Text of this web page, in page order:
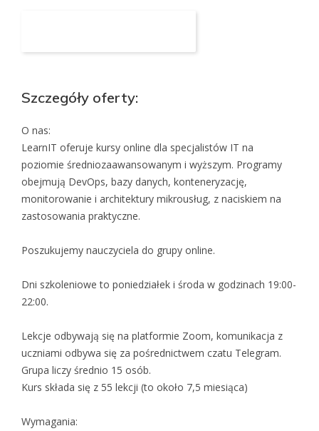
Szczegóły oferty:
O nas:
LearnIT oferuje kursy online dla specjalistów IT na
poziomie średniozaawansowanym i wyższym. Programy
obejmują DevOps, bazy danych, konteneryzację,
monitorowanie i architektury mikrousług, z naciskiem na
zastosowania praktyczne.
Poszukujemy nauczyciela do grupy online.
Dni szkoleniowe to poniedziałek i środa w godzinach 19:00-
22:00.
Lekcje odbywają się na platformie Zoom, komunikacja z
uczniami odbywa się za pośrednictwem czatu Telegram.
Grupa liczy średnio 15 osób.
Kurs składa się z 55 lekcji (to około 7,5 miesiąca)
Wymagania: